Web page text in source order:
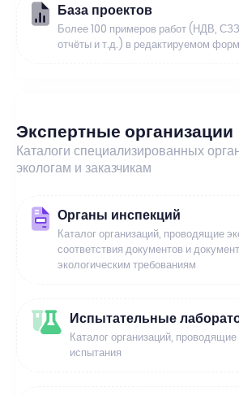
База проектов
Более 100 примеров работ (НДВ,
отчёты и т.д.) в редактируемом
Экспертные организации
Каталоги специализированных
экологам и заказчикам
Органы инспекций
Каталог организаций, проводящие
соответствия документов и
экологическим требованиям
Испытательные
Каталог организаций,
испытания